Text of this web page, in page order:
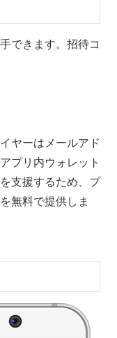
できます。招待コ
ヤーはメールアド
プリ内ウォレット
支援するため、プ
無料で提供しま